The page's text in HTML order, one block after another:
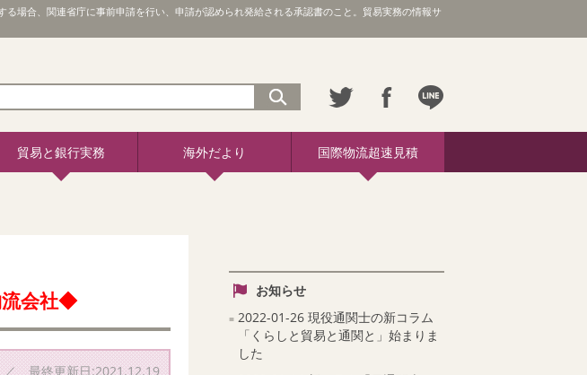
場合、関連省庁に事前申請を行い、申請が認められ発給される承認書のこと。貿易実務の情報サ
貿易と銀行実務 海外だより 国際物流超速見積
流会社◆
最終更新日:2021.12.19
お知らせ
2022-01-26 現役通関士の新コラム
「くらしと貿易と通関と」始まりま
した